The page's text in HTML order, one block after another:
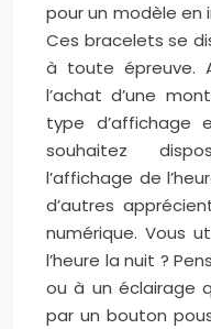
pour un modèle en
Ces bracelets se
à toute épreuve.
l’achat d’une
type d’affichage
souhaitez
l’affichage de
d’autres
numérique. Vous
l’heure la nuit ?
ou à un éclairage
par un bouton